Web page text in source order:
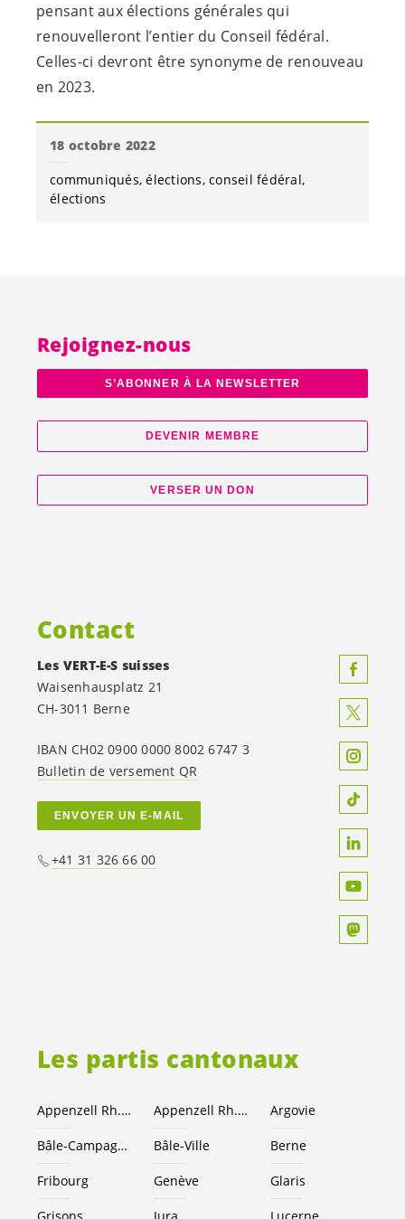
pensant aux élections générales qui
renouvelleront l’entier du Conseil fédéral.
Celles-ci devront être synonyme de renouveau
en 2023.
18 octobre 2022
communiqués élections conseil fédéral
élections
Les partis cantonaux
Appenzell Rh.-Ext. Appenzell Rh.-I. Argovie
Bâle-Campagne Bâle-Ville Berne
Fribourg Genève Glaris
Rejoignez-nous
S’ABONNER À LA NEWSLETTER
DEVENIR MEMBRE
VERSER UN DON
Contact
Les VERT-E-S suisses
Waisenhausplatz 21
CH-3011 Berne
IBAN CH02 0900 0000 8002 6747 3
Bulletin de versement QR
ENVOYER UN E-MAIL
+41 31 326 66 00